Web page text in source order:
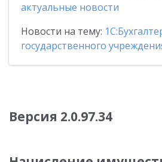
актуальные новости
Новости на тему:
государственного
Версия 2.0.97.34